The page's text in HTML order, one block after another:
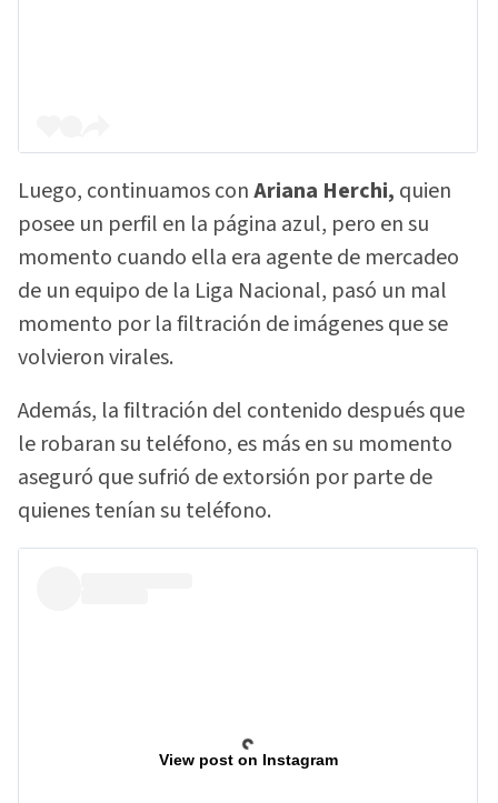
Luego, continuamos conAriana Herchi, quien
posee un perfil en la página azul, pero en su
momento cuando ella era agente de mercadeo
de un equipo de la Liga Nacional, pasó un mal
momento por la filtración de imágenes que se
volvieron virales.
Además, la filtración del contenido después que
le robaran su teléfono, es más en su momento
aseguró que sufrió de extorsión por parte de
quienes tenían su teléfono.
View post on Instagram